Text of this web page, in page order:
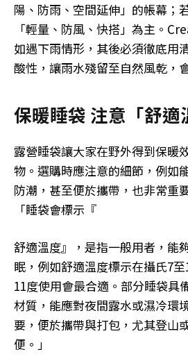
陽、防雨、空間延伸」的帳幕；
「輕量、防風、快搭」為主。
如遇下雨情形，其後必須徹底用
酸性，讓雨水殘留至自然風乾，
保暖睡袋 注意「舒適
露營睡袋讓大家在野外得到保暖
物。選購時應注意的細節，例如
防潮，甚至便於攜帶，也非常重
「睡袋會標示『
舒適溫度』，是指一般用者，能
眠，例如舒適溫度標示在攝氏7
11度使用會最合適。部分睡袋具
材質，能應對夜間露水或濕冷環
要，便於攜帶與打包，尤其登山
便。」